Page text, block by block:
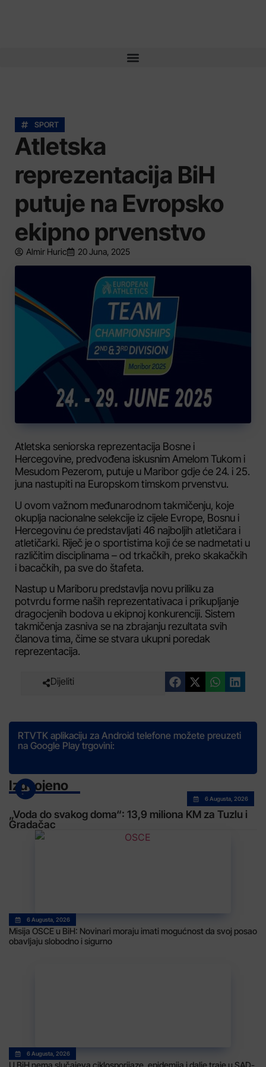
SPORT
Atletska
reprezentacija BiH
putuje na Evropsko
ekipno prvenstvo
Almir Huric 20 Juna, 2025
Atletska seniorska reprezentacija Bosne i
Hercegovine, predvođena iskusnim Amelom Tukom i
Mesudom Pezerom, putuje u Maribor gdje će 24. i 25.
juna nastupiti na Europskom timskom prvenstvu.
U ovom važnom međunarodnom takmičenju, koje
okuplja nacionalne selekcije iz cijele Evrope, Bosnu i
Hercegovinu će predstavljati 46 najboljih atletičara i
atletičarki. Riječ je o sportistima koji će se nadmetati u
različitim disciplinama – od trkačkih, preko skakačkih
i bacačkih, pa sve do štafeta.
Nastup u Mariboru predstavlja novu priliku za
potvrdu forme naših reprezentativaca i prikupljanje
dragocjenih bodova u ekipnoj konkurenciji. Sistem
takmičenja zasniva se na zbrajanju rezultata svih
članova tima, čime se stvara ukupni poredak
reprezentacija.
Dijeliti
RTVTK aplikaciju za Android telefone možete preuzeti
na Google Play trgovini:
Izdvojeno
6 Augusta, 2026
„Voda do svakog doma“: 13,9 miliona KM za Tuzlu i
Gradačac
6 Augusta, 2026
Misija OSCE u BiH: Novinari moraju imati mogućnost da svoj posao
obavljaju slobodno i sigurno
6 Augusta, 2026